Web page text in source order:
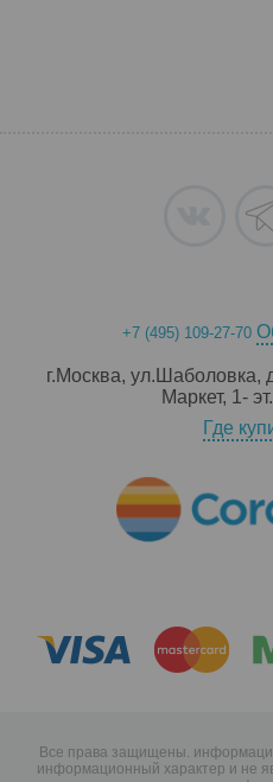
+7 (495) 109-27-70
г.Москва, ул.Шаболовка,
Маркет, 1-
Где
Все права защищены.
информационный характер и не